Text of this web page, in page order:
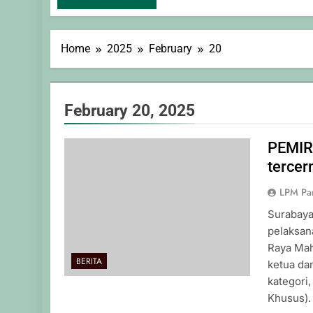
Home 2025 February 20
February 20, 2025
BERITA
LPM
Raya
ketua